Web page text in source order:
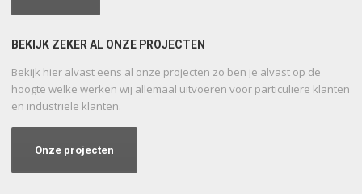
BEKIJK ZEKER AL ONZE PROJECTEN
Bekijk hier alvast eens al onze projecten zo ben je alvast op de
hoogte welke werken wij allemaal uitvoeren voor particuliere klanten
en industriële klanten.
Onze projecten